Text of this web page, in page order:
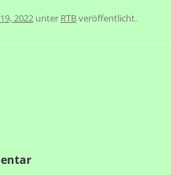
2022 unter RTBveröffentlicht.